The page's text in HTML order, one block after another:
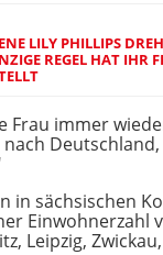
LILY PHILLIPS
REGEL HAT IHR
Frau immer
in sächsischen
Einwohnerzahl
Leipzig,